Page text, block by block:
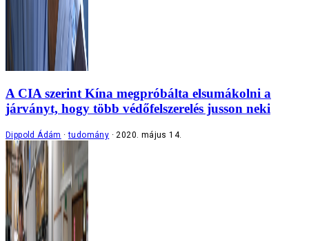
A CIA szerint Kína megpróbálta elsumákolni a
járványt, hogy több védőfelszerelés jusson neki
Dippold Ádám tudomány 2020. május 14.